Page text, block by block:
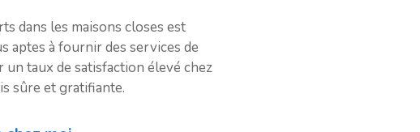
dans les maisons closes est
aptes à fournir des services de
taux de satisfaction élevé chez
sûre et gratifiante.